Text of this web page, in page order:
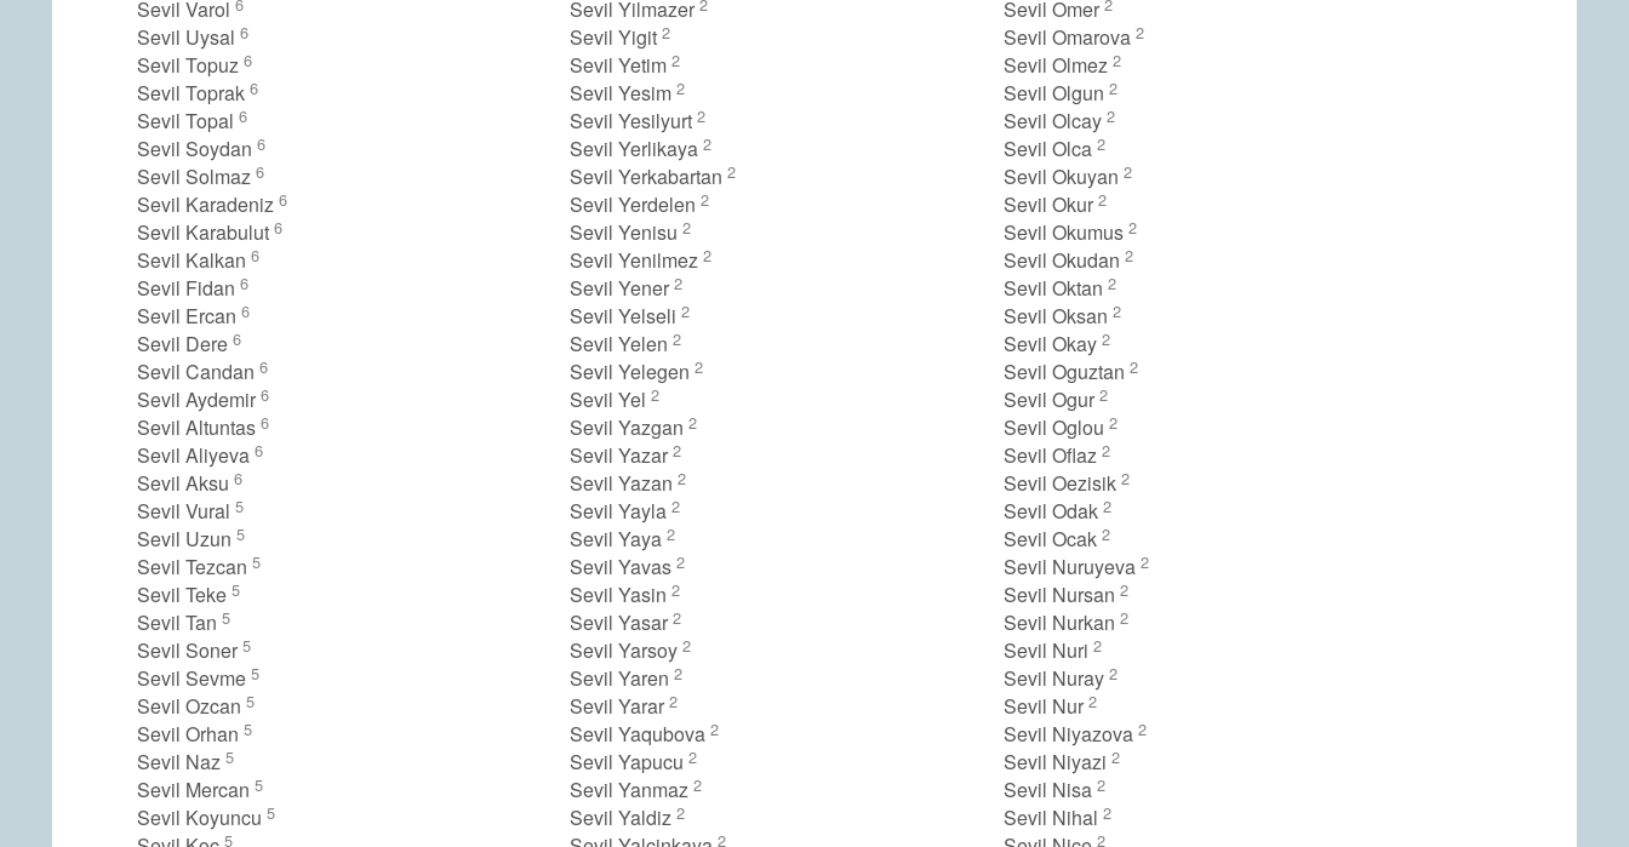
Sevil Varol
Sevil Uysal 6
Sevil Topuz 6
Sevil Toprak 6
Sevil Topal 6
Sevil Soydan 6
Sevil Solmaz 6
Sevil Karadeniz 6
Sevil Karabulut 6
Sevil Kalkan 6
Sevil Fidan 6
Sevil Ercan 6
Sevil Dere 6
Sevil Candan 6
Sevil Aydemir 6
Sevil Altuntas 6
Sevil Aliyeva 6
Sevil Aksu 6
Sevil Vural 5
Sevil Uzun 5
Sevil Tezcan 5
Sevil Teke 5
Sevil Tan 5
Sevil Soner 5
Sevil Sevme 5
Sevil Ozcan 5
Sevil Orhan 5
Sevil Naz 5
Sevil Mercan 5
Sevil Koyuncu 5
5
Sevil Yilmazer
Sevil Yigit2
Sevil Yetim2
Sevil Yesim2
Sevil Yesilyurt2
Sevil Yerlikaya2
Sevil Yerkabartan2
Sevil Yerdelen2
Sevil Yenisu2
Sevil Yenilmez2
Sevil Yener2
Sevil Yelseli2
Sevil Yelen2
Sevil Yelegen2
Sevil Yel2
Sevil Yazgan2
Sevil Yazar2
Sevil Yazan2
Sevil Yayla2
Sevil Yaya2
Sevil Yavas2
Sevil Yasin2
Sevil Yasar2
Sevil Yarsoy2
Sevil Yaren2
Sevil Yarar2
Sevil Yaqubova2
Sevil Yapucu2
Sevil Yanmaz2
Sevil Yaldiz2
2
Sevil Omer
Sevil Omarova 2
Sevil Olmez 2
Sevil Olgun 2
Sevil Olcay 2
Sevil Olca 2
Sevil Okuyan 2
Sevil Okur 2
Sevil Okumus 2
Sevil Okudan 2
Sevil Oktan 2
Sevil Oksan 2
Sevil Okay 2
Sevil Oguztan 2
Sevil Ogur 2
Sevil Oglou 2
Sevil Oflaz 2
Sevil Oezisik 2
Sevil Odak 2
Sevil Ocak 2
Sevil Nuruyeva 2
Sevil Nursan 2
Sevil Nurkan 2
Sevil Nuri 2
Sevil Nuray 2
Sevil Nur 2
Sevil Niyazova 2
Sevil Niyazi 2
Sevil Nisa 2
Sevil Nihal 2
2